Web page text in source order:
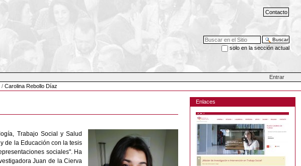
Contacto
Buscar
solo en la sección actual
Entrar
/Carolina Rebollo Díaz
Trabajo Social y Salud
de la Educación con la tesis
sociales". Ha
Juan de la Cierva
Enlaces